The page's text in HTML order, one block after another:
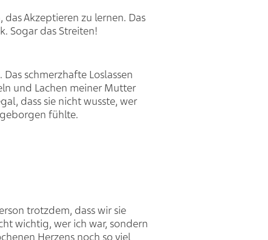
Akzeptieren zu lernen. Das
Sogar das Streiten!
schmerzhafte Loslassen
und Lachen meiner Mutter
dass sie nicht wusste, wer
geborgen fühlte.
trotzdem, dass wir sie
wichtig, wer ich war, sondern
Herzens noch so viel